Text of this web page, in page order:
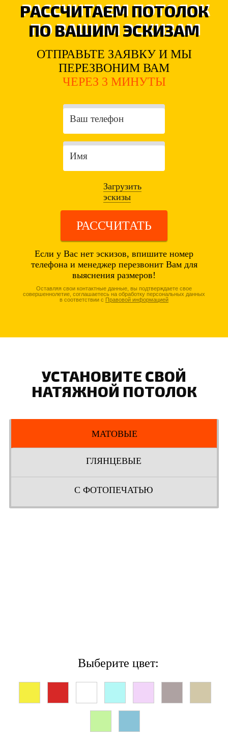
РАССЧИТАЕМ ПОТОЛОК
ПО ВАШИМ ЭСКИЗАМ
ОТПРАВЬТЕ ЗАЯВКУ И МЫ
ПЕРЕЗВОНИМ ВАМ
ЧЕРЕЗ 3 МИНУТЫ
Загрузить
эскизы
РАССЧИТАТЬ
Если у Вас нет эскизов, впишите номер
телефона и менеджер перезвонит Вам для
выяснения размеров!
Оставляя свои контактные данные, вы подтверждаете свое
совершеннолетие, соглашаетесь на обработку персональных данных
в соответствии с Правовой информацией
УСТАНОВИТЕ СВОЙ
НАТЯЖНОЙ ПОТОЛОК
МАТОВЫЕ
ГЛЯНЦЕВЫЕ
С ФОТОПЕЧАТЬЮ
Выберите цвет: